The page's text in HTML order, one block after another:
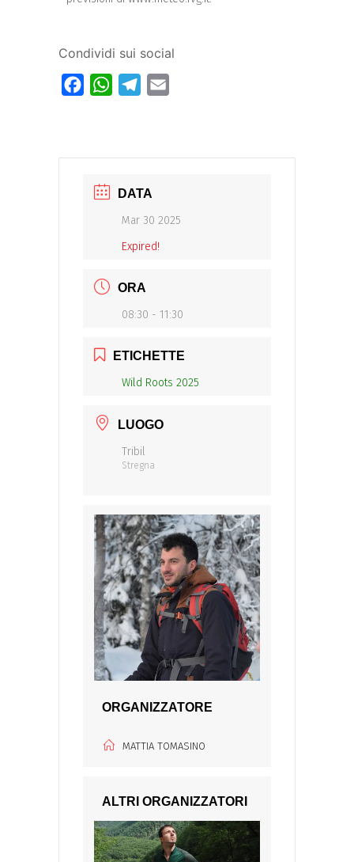
Condividi sui social
FacebookWhatsAppTelegram
DATA
Mar 30 2025
Expired!
ORA
08:30 - 11:30
ETICHETTE
Wild Roots 2025
LUOGO
Tribil
Stregna
ORGANIZZATORE
MATTIA TOMASINO
ALTRI ORGANIZZATORI